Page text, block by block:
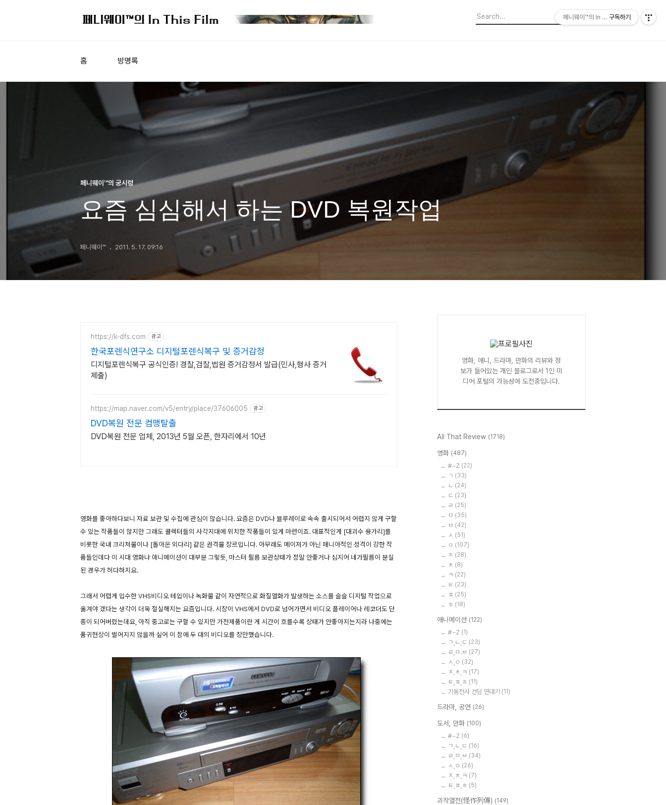
홈 방명록
페니웨이™의 궁시렁
요즘 심심해서 하는 DVD 복원작업
페니웨이™ 2011. 5. 17. 09:16
https://k-dfs.com 광고
한국포렌식연구소 디지털포렌식복구 및 증거감정
디지털포렌식복구 공식인증! 경찰,검찰,법원 증거감정서 발급(민사,형사 증거
제출)
https://map.naver.com/v5/entry/place/37606005 광고
DVD복원 전문 컴맹탈출
DVD복원 전문 업체, 2013년 5월 오픈, 한자리에서 10년
영화를 좋아하다보니 자료 보관 및 수집에 관심이 많습니다. 요즘은 DVD나 블루레이로 속속 출시되어서 어렵지 않게 구할
수 있는 작품들이 많지만 그래도 콜렉터들의 사각지대에 위치한 작품들이 있게 마련이죠. 대표적인게 [대괴수 용가리]를
비롯한 국내 크리처물이나 [돌아온 외다리] 같은 권격물 장르입니다. 아무래도 메이저가 아닌 매니아적인 성격이 강한 작
품들인데다 이 시대 영화나 애니메이션이 대부분 그렇듯, 마스터 필름 보관상태가 정말 안좋거나 심지어 네가필름이 분실
된 경우가 허다하지요.
그래서 어렵게 입수한 VHS비디오 테입이나 녹화물 같이 자연적으로 화질열화가 발생하는 소스를 슬슬 디지털 작업으로
옮겨야 겠다는 생각이 더욱 절실해지는 요즘입니다. 시장이 VHS에서 DVD로 넘어가면서 비디오 플레이어나 레코더도 단
종이 되어버렸는데요, 아직 중고로는 구할 수 있지만 가전제품이란 게 시간이 흐를수록 상태가 안좋아지는지라 나중에는
품귀현상이 벌어지지 않을까 싶어 이 참에 두 대의 비디오를 장만했습니다.
영화, 애니, 드라마, 만화의 리뷰와 정
보가 들어있는 개인 블로그로서 1인 미
디어 포털의 가능성에 도전중입니다.
All That Review (1718)
영화 (487)
#~Z (22)
ㄱ (33)
ㄴ (24)
ㄷ (23)
ㄹ (25)
ㅁ (35)
ㅂ (42)
ㅅ (51)
ㅇ (107)
ㅈ (28)
ㅊ (8)
ㅋ (22)
ㅌ (23)
ㅍ (25)
ㅎ (18)
애니메이션 (122)
#~Z (1)
ㄱ,ㄴ,ㄷ (23)
ㄹ,ㅁ.ㅂ (27)
ㅅ,ㅇ (32)
ㅈ,ㅊ,ㅋ (17)
ㅌ,ㅍ,ㅎ (11)
기동전사 건담 연대기 (11)
드라마, 공연 (26)
도서, 만화 (100)
#~Z (6)
ㄱ,ㄴ,ㄷ (16)
ㄹ,ㅁ,ㅂ (34)
ㅅ,ㅇ (26)
ㅈ,ㅊ,ㅋ (7)
ㅌ,ㅍ,ㅎ (5)
괴작열전(怪作列傳) (149)
페니웨이™의 In This Film
구독하기